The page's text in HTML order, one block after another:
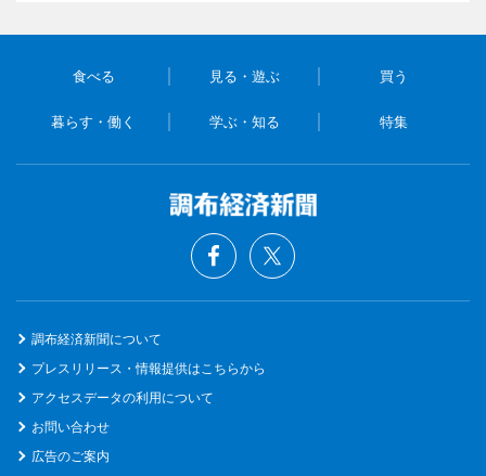
食べる 見る・遊ぶ 買う
暮らす・働く 学ぶ・知る 特集
調布経済新聞について
プレスリリース・情報提供はこちらから
アクセスデータの利用について
お問い合わせ
広告のご案内